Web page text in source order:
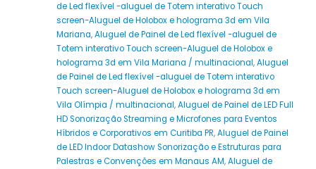
de Led flexível -aluguel de Totem interativo Touch
screen-Aluguel de Holobox e holograma 3d em Vila
Mariana,Aluguel de Painel de Led flexível -aluguel de
Totem interativo Touch screen-Aluguel de Holobox e
holograma 3d em Vila Mariana / multinacional,Aluguel
de Painel de Led flexível -aluguel de Totem interativo
Touch screen-Aluguel de Holobox e holograma 3d em
Vila Olímpia / multinacional,Aluguel de Painel de LED Full
HD Sonorização Streaming e Microfones para Eventos
Híbridos e Corporativos em Curitiba PR,Aluguel de Painel
de LED Indoor Datashow Sonorização e Estruturas para
Palestras e Convenções em Manaus AM,Aluguel de